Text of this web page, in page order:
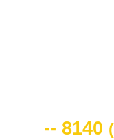
-- 8140 (